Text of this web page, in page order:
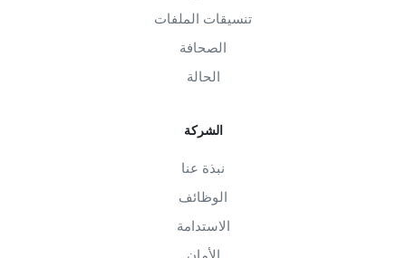
تنسيقات الملفات
الصحافة
الحالة
الشركة
نبذة عنا
الوظائف
الاستدامة